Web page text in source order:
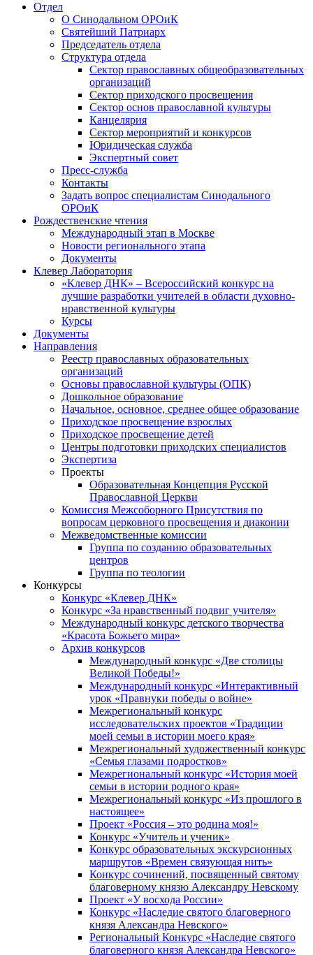
Отдел
О Синодальном ОРОиК
Святейший Патриарх
Председатель отдела
Структура отдела
Сектор православных общеобразовательных
организаций
Сектор приходского просвещения
Сектор основ православной культуры
Канцелярия
Сектор мероприятий и конкурсов
Юридическая служба
Экспертный совет
Пресс-служба
Контакты
Задать вопрос специалистам Синодального
ОРОиК
Рождественские чтения
Международный этап в Москве
Новости регионального этапа
Документы
Клевер Лаборатория
«Клевер ДНК» – Всероссийский конкурс на
лучшие разработки учителей в области духовно-
нравственной культуры
Курсы
Документы
Направления
Реестр православных образовательных
организаций
Основы православной культуры (ОПК)
Дошкольное образование
Начальное, основное, среднее общее образование
Приходское просвещение взрослых
Приходское просвещение детей
Центры подготовки приходских специалистов
Экспертиза
Проекты
Образовательная Концепция Русской
Православной Церкви
Комиссия Межсоборного Присутствия по
вопросам церковного просвещения и диаконии
Межведомственные комиссии
Группа по созданию образовательных
центров
Группа по теологии
Конкурсы
Конкурс «Клевер ДНК»
Конкурс «За нравственный подвиг учителя»
Международный конкурс детского творчества
«Красота Божьего мира»
Архив конкурсов
Международный конкурс «Две столицы
Великой Победы!»
Международный конкурс «Интерактивный
урок «Правнуки победы о войне»
Межрегиональный конкурс
исследовательских проектов «Традиции
моей семьи в истории моего края»
Межрегиональный художественный конкурс
«Семья глазами подростков»
Межрегиональный конкурс «История моей
семьи в истории родного края»
Межрегиональный конкурс «Из прошлого в
настоящее»
Проект «Россия – это родина моя!»
Конкурс «Учитель и ученик»
Конкурс образовательных экскурсионных
маршрутов «Времен связующая нить»
Конкурс сочинений, посвященный святому
благоверному князю Александру Невскому
Проект «У восхода России»
Конкурс «Наследие святого благоверного
князя Александра Невского»
Региональный Конкурс «Наследие святого
благоверного князя Александра Невского»